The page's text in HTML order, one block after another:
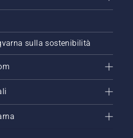
sulla sostenibilità